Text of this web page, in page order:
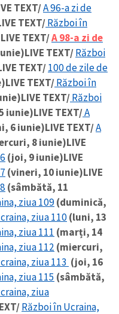
TEXT/A 96-a zi de
TEXT/Război în
LIVE TEXT/A 98-a zi de
LIVE TEXT/Război
TEXT/100 de zile de
LIVE TEXT/Război în
LIVE TEXT/Război
iunie)LIVE TEXT/A
6 iunie)LIVE TEXT/A
8 iunie)LIVE
(joi, 9 iunie)LIVE
(vineri, 10 iunie)LIVE
(sâmbătă, 11
ziua 109(duminică,
ziua 110(luni, 13
ziua 111 (marți, 14
ziua 112 (miercuri,
ziua 113 (joi, 16
ziua 115 (sâmbătă,
ziua
Război în Ucraina,